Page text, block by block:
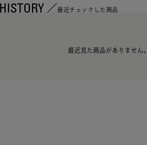
最近チェックした商品
最近見た商品がありません。